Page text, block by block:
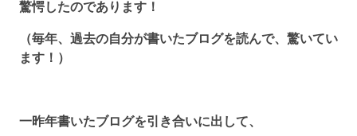
驚愕したのであります！
（毎年、過去の自分が書いたブログを読んで、驚いてい
ます！）
一昨年書いたブログを引き合いに出して、